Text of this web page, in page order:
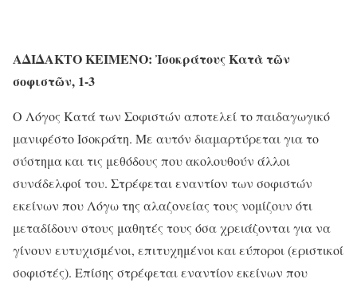
ΑΔΙΔΑΚΤΟ ΚΕΙΜΕΝΟ: Ἰσοκράτους Κατὰ τῶν
σοφιστῶν, 1-3
Ο Λόγος Κατά των Σοφιστών αποτελεί το παιδαγωγικό
μανιφέστο Ισοκράτη. Με αυτόν διαμαρτύρεται για το
σύστημα και τις μεθόδους που ακολουθούν άλλοι
συνάδελφοί του. Στρέφεται εναντίον των σοφιστών
εκείνων που Λόγω της αλαζονείας τους νομίζουν ότι
μεταδίδουν στους μαθητές τους όσα χρειάζονται για να
γίνουν ευτυχισμένοι, επιτυχημένοι και εύποροι (εριστικοί
σοφιστές). Επίσης στρέφεται εναντίον εκείνων που